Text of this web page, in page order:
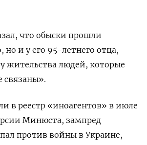
что обыски прошли
но и у его 95-летнего отца,
жительства людей, которые
связаны».
в реестр «иноагентов» в июле
Минюста, зампред
против войны в Украине,